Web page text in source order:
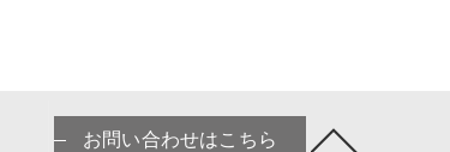
お問い合わせはこちら